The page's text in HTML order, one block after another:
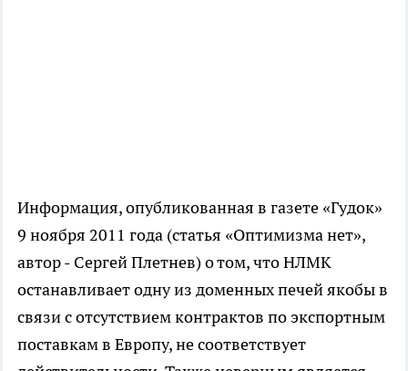
Информация, опубликованная в газете «Гудок»
9 ноября 2011 года (статья «Оптимизма нет»,
автор - Сергей Плетнев) о том, что НЛМК
останавливает одну из доменных печей якобы в
связи с отсутствием контрактов по экспортным
поставкам в Европу, не соответствует